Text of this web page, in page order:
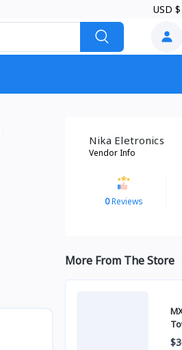
USD $
Nika Eletronics
Vendor Info
0Reviews
More From The Store